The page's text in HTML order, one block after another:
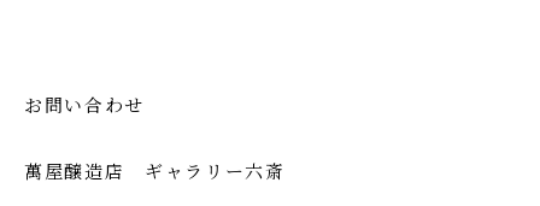
お問い合わせ
萬屋醸造店 ギャラリー六斎